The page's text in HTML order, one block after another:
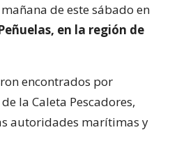
de este sábado en
en la región de
encontrados por
la Caleta Pescadores,
autoridades marítimas y